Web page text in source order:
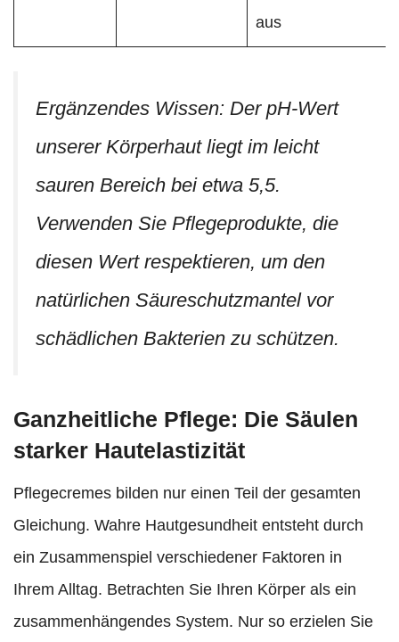
aus
Ergänzendes Wissen: Der pH-Wert
unserer Körperhaut liegt im leicht
sauren Bereich bei etwa 5,5.
Verwenden Sie Pflegeprodukte, die
diesen Wert respektieren, um den
natürlichen Säureschutzmantel vor
schädlichen Bakterien zu schützen.
Ganzheitliche Pflege: Die Säulen
starker Hautelastizität
Pflegecremes bilden nur einen Teil der gesamten
Gleichung. Wahre Hautgesundheit entsteht durch
ein Zusammenspiel verschiedener Faktoren in
Ihrem Alltag. Betrachten Sie Ihren Körper als ein
zusammenhängendes System. Nur so erzielen Sie